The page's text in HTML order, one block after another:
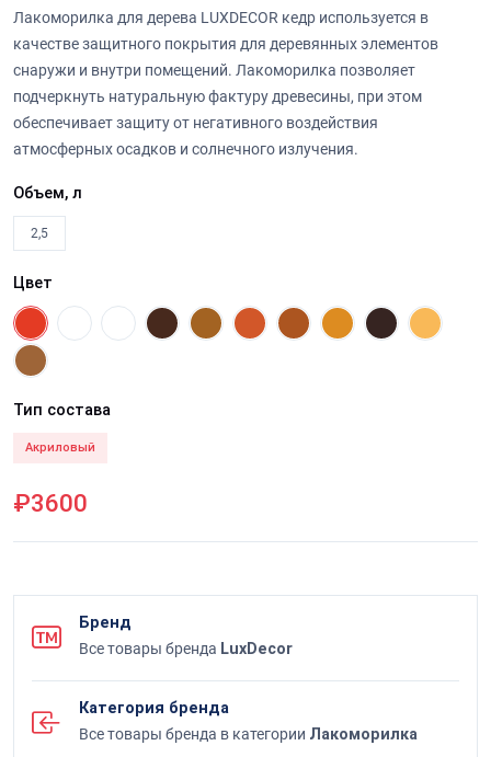
Лакоморилка для дерева LUXDECOR кедр используется в
качестве защитного покрытия для деревянных элементов
снаружи и внутри помещений. Лакоморилка позволяет
подчеркнуть натуральную фактуру древесины, при этом
обеспечивает защиту от негативного воздействия
атмосферных осадков и солнечного излучения.
Объем, л
2,5
Цвет
Тип состава
Акриловый
₽3600
Бренд
Все товары бренда LuxDecor
Категория бренда
Все товары бренда в категории Лакоморилка